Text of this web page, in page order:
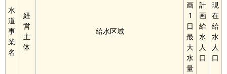
水
道
事
業
名
経
営
主
体
給水区域
画
1
日
最
大
水
量
計
画
給
水
人
口
現
在
給
水
人
口